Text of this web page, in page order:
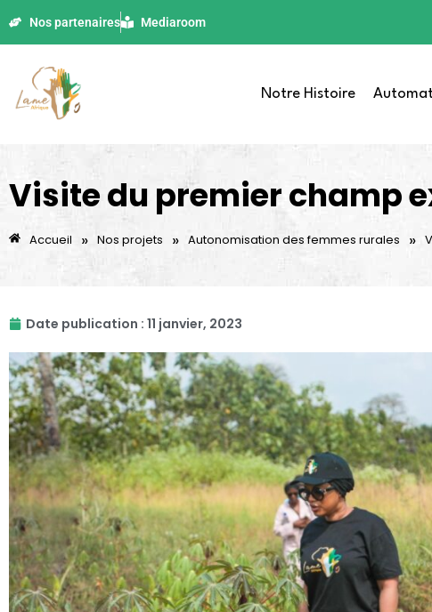
Nos partenaires Mediaroom
Notre Histoire
Visite du premier champ
Accueil » Nos projets » Autonomisation des femmes rurales »
Date publication : 11 janvier, 2023